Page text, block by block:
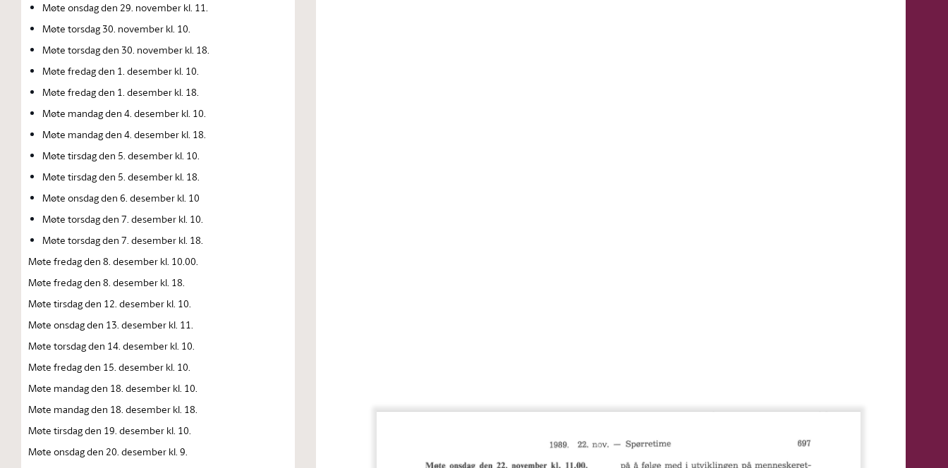
Møte onsdag den 29. november kl. 11.
Møte torsdag 30. november kl. 10.
Møte torsdag den 30. november kl. 18.
Møte fredag den 1. desember kl. 10.
Møte fredag den 1. desember kl. 18.
Møte mandag den 4. desember kl. 10.
Møte mandag den 4. desember kl. 18.
Møte tirsdag den 5. desember kl. 10.
Møte tirsdag den 5. desember kl. 18.
Møte onsdag den 6. desember kl. 10
Møte torsdag den 7. desember kl. 10.
Møte torsdag den 7. desember kl. 18.
Møte fredag den 8. desember kl. 10.00.
Møte fredag den 8. desember kl. 18.
Møte tirsdag den 12. desember kl. 10.
Møte onsdag den 13. desember kl. 11.
Møte torsdag den 14. desember kl. 10.
Møte fredag den 15. desember kl. 10.
Møte mandag den 18. desember kl. 10.
Møte mandag den 18. desember kl. 18.
Møte tirsdag den 19. desember kl. 10.
Møte onsdag den 20. desember kl. 9.